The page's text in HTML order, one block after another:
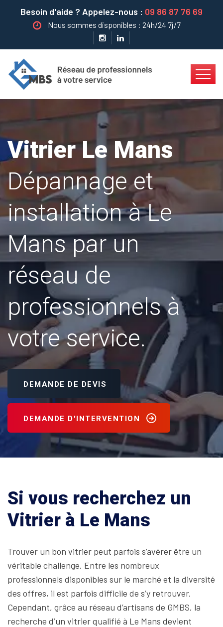
Besoin d'aide ? Appelez-nous : 09 86 87 76 69
Nous sommes disponibles : 24h/24 7j/7
Vitrier Le Mans
Dépannage et
installation à Le
Mans par un
réseau de
professionnels à
votre service.
DEMANDE DE DEVIS
DEMANDE D'INTERVENTION
Si vous recherchez un
Vitrier à Le Mans
Trouver un bon vitrier peut parfois s’avérer être un
véritable challenge. Entre les nombreux
professionnels disponibles sur le marché et la diversité
des offres, il est parfois difficile de s’y retrouver.
Cependant, grâce au réseau d’artisans de GMBS, la
recherche d’un vitrier qualifié à Le Mans devient